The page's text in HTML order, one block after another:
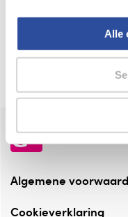
Alle
Altijd onze
Check onze
de
Algemene
Cookieverklaring